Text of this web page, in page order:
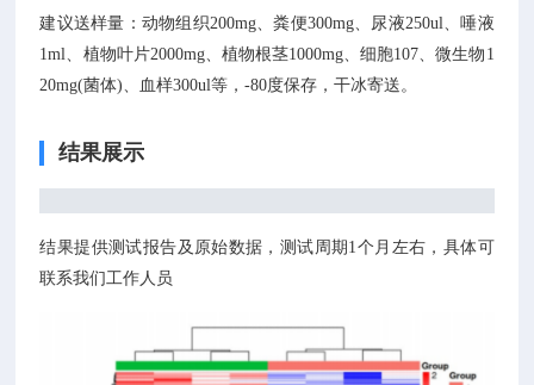
建议送样量：动物组织200mg、粪便300mg、尿液250ul、唾液
1ml、植物叶片2000mg、植物根茎1000mg、细胞107、微生物1
20mg(菌体)、血样300ul等，-80度保存，干冰寄送。
结果展示
结果提供测试报告及原始数据，测试周期1个月左右，具体可
联系我们工作人员